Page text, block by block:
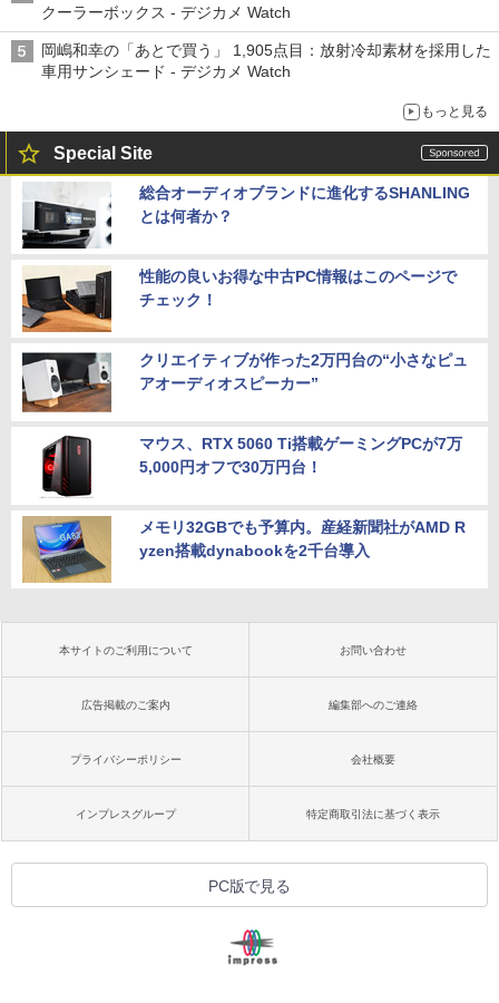
クーラーボックス - デジカメ Watch
岡嶋和幸の「あとで買う」 1,905点目：放射冷却素材を採用した
車用サンシェード - デジカメ Watch
もっと見る
Special Site
総合オーディオブランドに進化するSHANLING
とは何者か？
性能の良いお得な中古PC情報はこのページで
チェック！
クリエイティブが作った2万円台の“小さなピュ
アオーディオスピーカー”
マウス、RTX 5060 Ti搭載ゲーミングPCが7万
5,000円オフで30万円台！
メモリ32GBでも予算内。産経新聞社がAMD R
yzen搭載dynabookを2千台導入
本サイトのご利用について お問い合わせ
広告掲載のご案内 編集部へのご連絡
プライバシーポリシー 会社概要
インプレスグループ 特定商取引法に基づく表示
PC版で見る